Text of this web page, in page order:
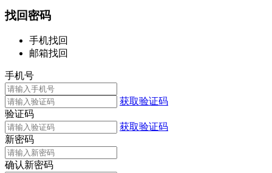
找回密码
手机找回
邮箱找回
手机号
获取验证码
验证码
获取验证码
新密码
确认新密码